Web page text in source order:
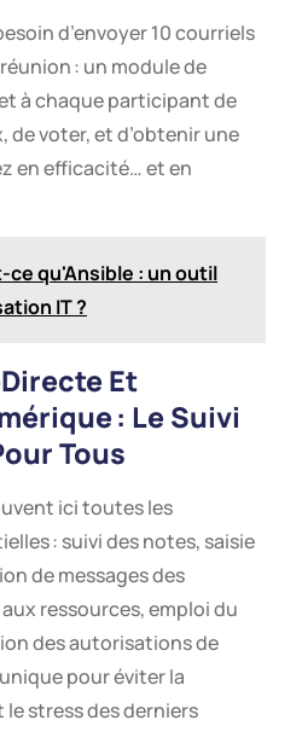
d’envoyer 10 courriels
: un module de
à chaque participant de
de voter, et d’obtenir une
en efficacité… et en
ce qu'Ansible : un outil
IT ?
Et
: Le Suivi
Tous
ici toutes les
: suivi des notes, saisie
de messages des
ressources, emploi du
des autorisations de
pour éviter la
stress des derniers